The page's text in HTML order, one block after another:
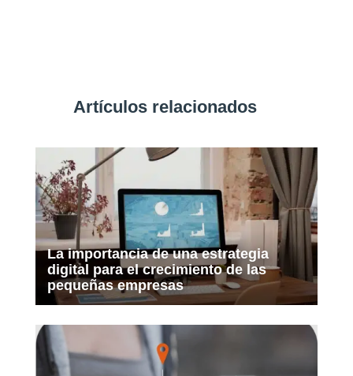
Artículos relacionados
La importancia de una estrategia
digital para el crecimiento de las
pequeñas empresas